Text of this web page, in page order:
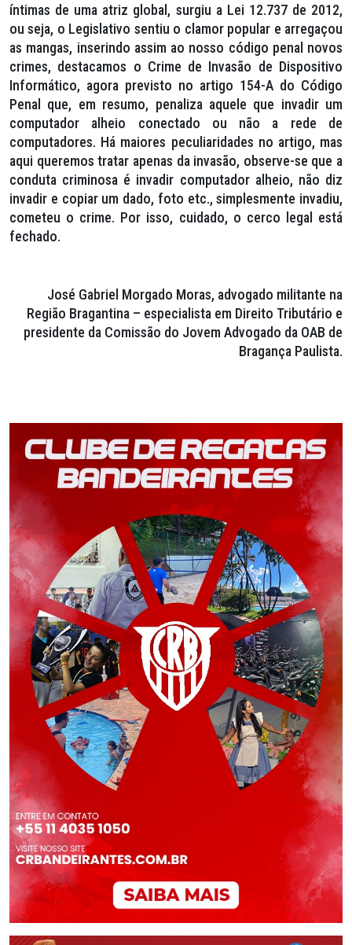
íntimas de uma atriz global, surgiu a Lei 12.737 de 2012,
ou seja, o Legislativo sentiu o clamor popular e arregaçou
as mangas, inserindo assim ao nosso código penal novos
crimes, destacamos o Crime de Invasão de Dispositivo
Informático, agora previsto no artigo 154-A do Código
Penal que, em resumo, penaliza aquele que invadir um
computador alheio conectado ou não a rede de
computadores. Há maiores peculiaridades no artigo, mas
aqui queremos tratar apenas da invasão, observe-se que a
conduta criminosa é invadir computador alheio, não diz
invadir e copiar um dado, foto etc., simplesmente invadiu,
cometeu o crime. Por isso, cuidado, o cerco legal está
fechado.
José Gabriel Morgado Moras, advogado militante na
Região Bragantina – especialista em Direito Tributário e
presidente da Comissão do Jovem Advogado da OAB de
Bragança Paulista.